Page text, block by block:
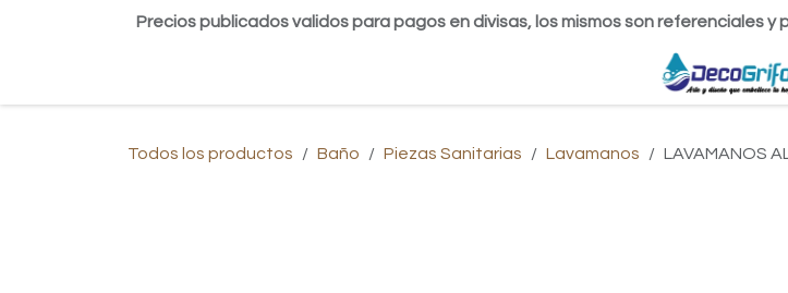
Precios publicados validos para pagos en divisas, los mismos son referenciales y
Todos los productos Baño Piezas Sanitarias Lavamanos LAVAMANOS